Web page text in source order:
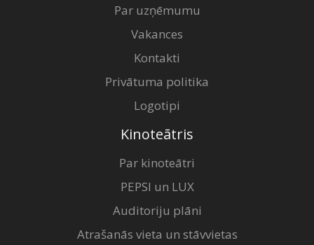
Par uzņēmumu
Vakances
Kontakti
Privātuma politika
Logotipi
Kinoteātris
Par kinoteātri
PEPSI un LUX
Auditoriju plāni
Atrašanās vieta un stāvvietas